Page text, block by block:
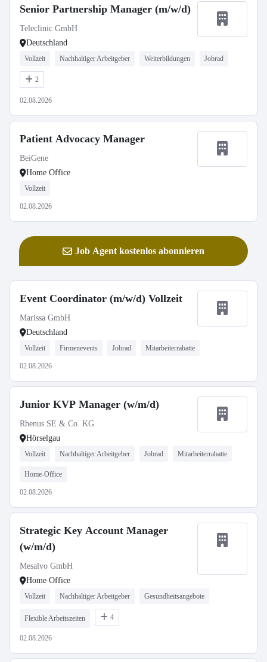
Senior Partnership Manager (m/w/d)
Teleclinic GmbH
Deutschland
Vollzeit Nachhaltiger Arbeitgeber Weiterbildungen Jobrad
2
02.08.2026
Patient Advocacy Manager
BeiGene
Home Office
Vollzeit
02.08.2026
Job Agent kostenlos abonnieren
Event Coordinator (m/w/d) Vollzeit
Marissa GmbH
Deutschland
Vollzeit Firmenevents Jobrad Mitarbeiterrabatte
02.08.2026
Junior KVP Manager (w/m/d)
Rhenus SE & Co. KG
Hörselgau
Vollzeit Nachhaltiger Arbeitgeber Jobrad Mitarbeiterrabatte
Home-Office
02.08.2026
Strategic Key Account Manager
(w/m/d)
Mesalvo GmbH
Home Office
Vollzeit Nachhaltiger Arbeitgeber Gesundheitsangebote
Flexible Arbeitszeiten 4
02.08.2026